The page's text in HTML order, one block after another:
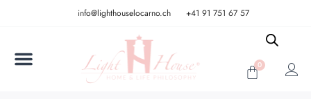
info@lighthouselocarno.ch +41 91 751 67 57
0